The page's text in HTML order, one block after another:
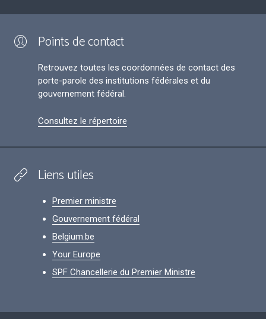
Points de contact
Retrouvez toutes les coordonnées de contact des
porte-parole des institutions fédérales et du
gouvernement fédéral.
Consultez le répertoire
Liens utiles
Premier ministre
Gouvernement fédéral
Belgium.be
Your Europe
SPF Chancellerie du Premier Ministre